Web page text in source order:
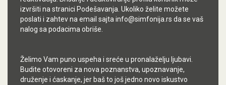
izvršiti na stranici Podešavanja. Ukoliko želite možete
poslati i zahtev na email sajta info@simfonija.rs da se vaš
nalog sa podacima obriše.
Želimo Vam puno uspeha i sreće u pronalaželju ljubavi.
Budite otovoreni za nova poznanstva, upoznavanje,
druženje i ćaskanje, jer baš to još jedno novo iskustvo